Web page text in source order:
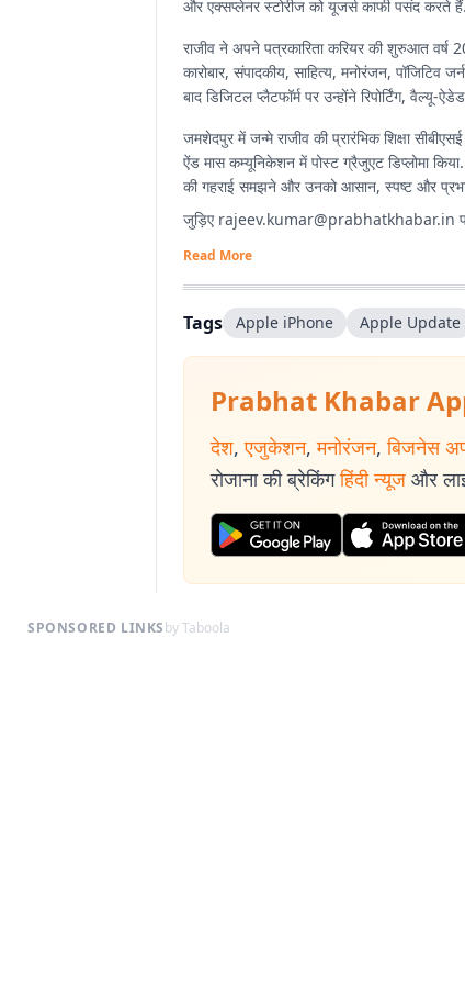
और एक्सप्लेनर स्टोरीज को यूजर्स काफी पसंद करते हैं.
राजीव ने अपने पत्रकारिता करियर की शुरुआत
कारोबार, संपादकीय, साहित्य, मनोरंजन,
बाद डिजिटल प्लैटफॉर्म पर उन्होंने रिपोर्टिंग,
जमशेदपुर में जन्मे राजीव की प्रारंभिक शिक्षा
ऐंड मास कम्यूनिकेशन में पोस्ट ग्रैजुएट डिप्लोमा
की गहराई समझने और उनको आसान, स्पष्ट और
जुड़िए rajeev.kumar@prabhatkhabar.in
Read More
Tags Apple iPhone Apple Update
Prabhat Khabar
देश, एजुकेशन, मनोरंजन, बिजनेस
रोजाना की ब्रेकिंग हिंदी न्यूज और
SPONSORED LINKSby Taboola